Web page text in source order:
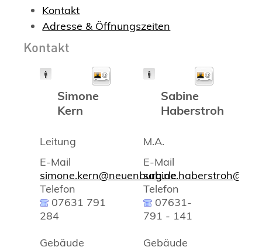
Kontakt
Adresse & Öffnungszeiten
Kontakt
Simone
Kern
Leitung
E-Mail
simone.kern@neuenburg.de
Telefon
07631 791
284
Gebäude
Sabine
Haberstroh
M.A.
E-Mail
Telefon
07631-
791 - 141
Gebäude